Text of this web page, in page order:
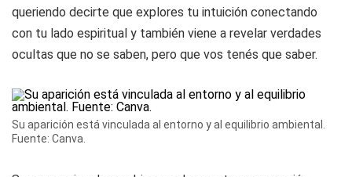
queriendo decirte que explores tu intuición conectando
con tu lado espiritual y también viene a revelar verdades
ocultas que no se saben, pero que vos tenés que saber.
Su aparición está vinculada al entorno y al equilibrio ambiental.
Fuente: Canva.